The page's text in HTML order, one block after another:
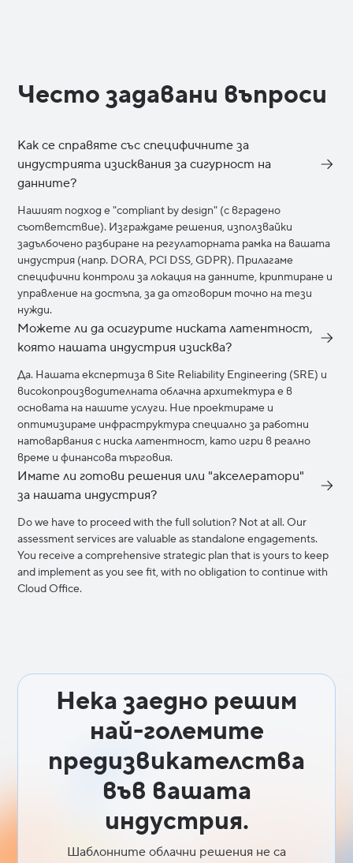
Често задавани въпроси
Как се справяте със специфичните за
индустрията изисквания за сигурност на
данните?
Нашият подход е "compliant by design" (с вградено
съответствие). Изграждаме решения, използвайки
задълбочено разбиране на регулаторната рамка на вашата
индустрия (напр. DORA, PCI DSS, GDPR). Прилагаме
специфични контроли за локация на данните, криптиране и
управление на достъпа, за да отговорим точно на тези
нужди.
Можете ли да осигурите ниската латентност,
която нашата индустрия изисква?
Да. Нашата експертиза в Site Reliability Engineering (SRE) и
високопроизводителната облачна архитектура е в
основата на нашите услуги. Ние проектираме и
оптимизираме инфраструктура специално за работни
натоварвания с ниска латентност, като игри в реално
време и финансова търговия.
Имате ли готови решения или "акселератори"
за нашата индустрия?
Do we have to proceed with the full solution? Not at all. Our
assessment services are valuable as standalone engagements.
You receive a comprehensive strategic plan that is yours to keep
and implement as you see fit, with no obligation to continue with
Cloud Office.
Нека заедно решим
най-големите
предизвикателства
във вашата
индустрия.
Шаблонните облачни решения не са